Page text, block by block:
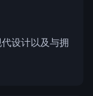
设计以及与拥